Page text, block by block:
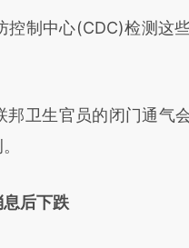
制中心(CDC)检测这
卫生官员的闭门通气
后下跌